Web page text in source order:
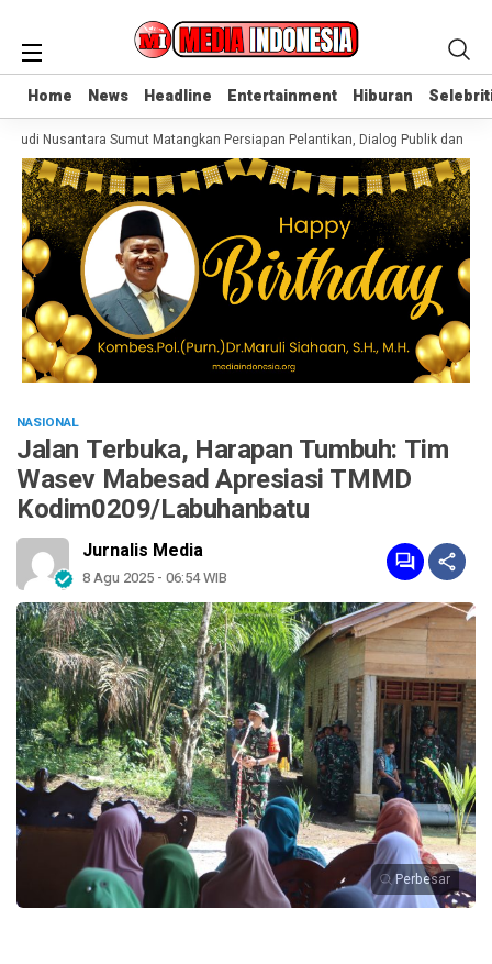
Home News Headline Entertainment Hiburan
Home News Headline Entertainment Hiburan
Nusantara Sumut Matangkan Persiapan Pelantikan, Dialog Publik dan Rakerwil
NASIONAL
Jalan Terbuka, Harapan Tumbuh: Tim
Wasev Mabesad Apresiasi TMMD
Kodim0209/Labuhanbatu
Jurnalis Media
8 Agu 2025 - 06:54 WIB
Perbesar